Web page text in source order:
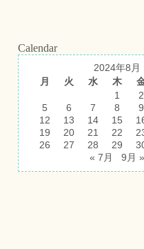
Calendar
2024年8月
月
火 水 木
1
2
5
6 7 8 9
12
13 14 15
19
20 21 22
26
27 28 29
« 7月
9月 »